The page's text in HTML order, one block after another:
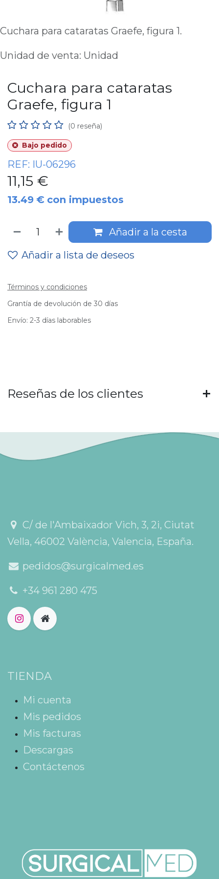
Cuchara para cataratas Graefe, figura 1.
Unidad de venta: Unidad
Cuchara para cataratas
Graefe, figura 1
(0 reseña)
Bajo pedido
REF: IU-06296
11,15 €
13.49 € con impuestos
Añadir a la cesta
Añadir a lista de deseos
Términos y condiciones
Grantía de devolución de 30 días
Envío: 2-3 días laborables
Reseñas de los clientes
C/ de l'Ambaixador Vich, 3, 2i, Ciutat
Vella, 46002 València, Valencia, España.
pedidos@surgicalmed.es
+34 961 280 475
TIENDA
Mi cuenta
Mis pedidos
Mis facturas
Descargas
Contáctenos